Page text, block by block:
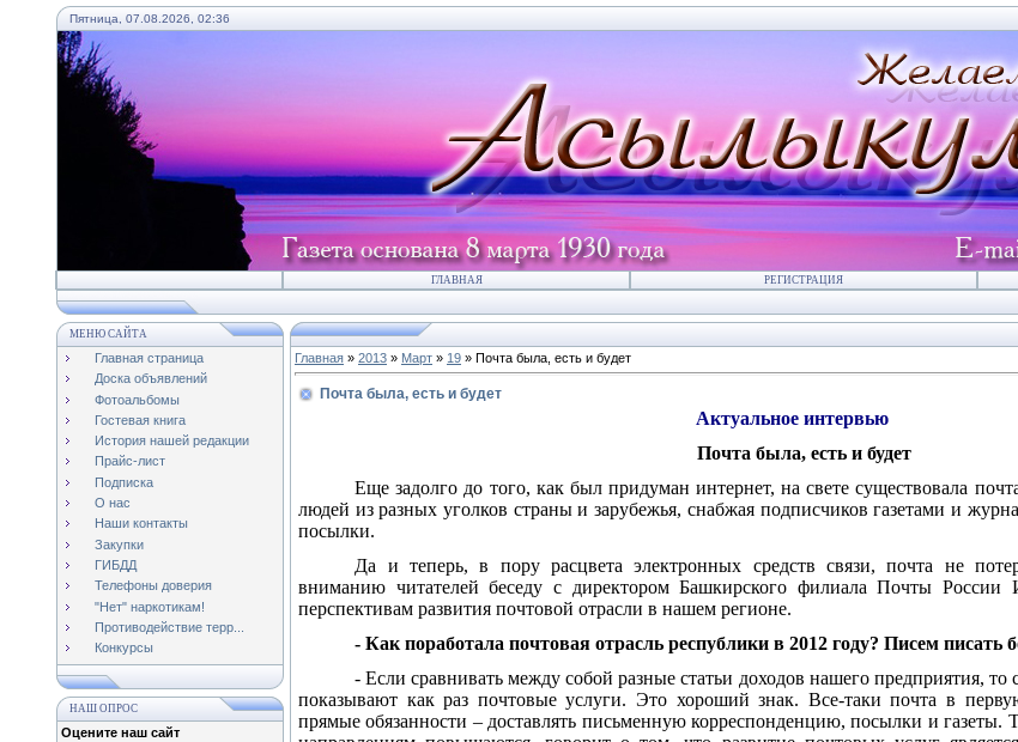
Пятница, 07.08.2026, 02:36
ГЛАВНАЯ РЕГИСТРАЦИЯ
МЕНЮ САЙТА
Главная страница
Доска объявлений
Фотоальбомы
Гостевая книга
История нашей редакции
Прайс-лист
Подписка
О нас
Наши контакты
Закупки
ГИБДД
Телефоны доверия
"Нет" наркотикам!
Противодействие терр...
Конкурсы
НАШ ОПРОС
Оцените наш сайт
Главная » 2013 » Март » 19 » Почта была, есть и будет
Почта была, есть и будет
Актуальное интервью
Почта была, есть и будет
Еще задолго до того, как был придуман интернет, на свете существовала
людей из разных уголков страны и зарубежья, снабжая подписчиков газетами и
посылки.
Да и теперь, в пору расцвета электронных средств связи, почта не
вниманию читателей беседу с директором Башкирского филиала Почты
перспективам развития почтовой отрасли в нашем регионе.
- Как поработала почтовая отрасль республики в 2012 году? Писем писать
- Если сравнивать между собой разные статьи доходов нашего предприятия,
показывают как раз почтовые услуги. Это хороший знак. Все-таки почта в
прямые обязанности – доставлять письменную корреспонденцию, посылки и